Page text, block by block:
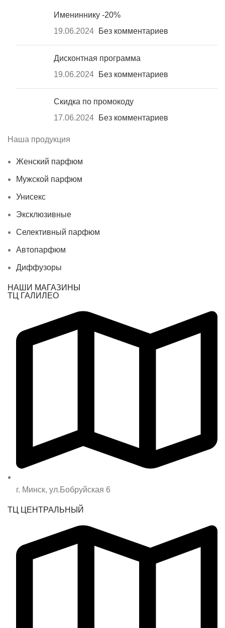
Имениннику -20%
19.06.2024
Без комментариев
Дисконтная программа
19.06.2024
Без комментариев
Скидка по промокоду
17.06.2024
Без комментариев
Наша продукция
Женский парфюм
Мужской парфюм
Унисекс
Эксклюзивные
Селективный парфюм
Автопарфюм
Диффузоры
НАШИ МАГАЗИНЫ
ТЦ ГАЛИЛЕО
г. Минск, ул.Бобруйская 6
ТЦ ЦЕНТРАЛЬНЫЙ